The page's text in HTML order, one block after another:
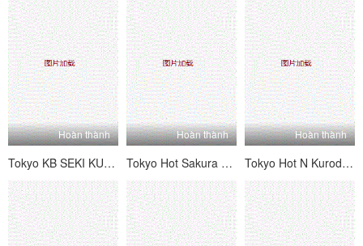
Hoàn thành
Tokyo KB SEKI KUKO Đội Kimura.
Hoàn thành
Tokyo Hot Sakura Hira
Hoàn thành
Tokyo Hot N Kuroda Mizuho Daman Cộng tác phụ nữ 凌 編 編